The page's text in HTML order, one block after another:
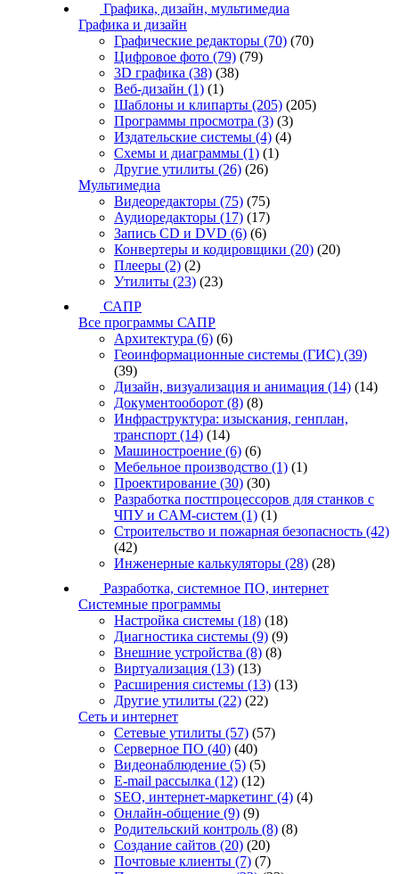
Графика, дизайн, мультимедиа
Графика и дизайн
Графические редакторы (70) (70)
Цифровое фото (79) (79)
3D графика (38) (38)
Веб-дизайн (1) (1)
Шаблоны и клипарты (205) (205)
Программы просмотра (3) (3)
Издательские системы (4) (4)
Схемы и диаграммы (1) (1)
Другие утилиты (26) (26)
Мультимедиа
Видеоредакторы (75) (75)
Аудиоредакторы (17) (17)
Запись CD и DVD (6) (6)
Конвертеры и кодировщики (20) (20)
Плееры (2) (2)
Утилиты (23) (23)
САПР
Все программы САПР
Архитектура (6) (6)
Геоинформационные системы (ГИС) (39)
(39)
Дизайн, визуализация и анимация (14) (14)
Документооборот (8) (8)
Инфраструктура: изыскания, генплан,
транспорт (14) (14)
Машиностроение (6) (6)
Мебельное производство (1) (1)
Проектирование (30) (30)
Разработка постпроцессоров для станков с
ЧПУ и CAM-систем (1) (1)
Строительство и пожарная безопасность (42)
(42)
Инженерные калькуляторы (28) (28)
Разработка, системное ПО, интернет
Системные программы
Настройка системы (18) (18)
Диагностика системы (9) (9)
Внешние устройства (8) (8)
Виртуализация (13) (13)
Расширения системы (13) (13)
Другие утилиты (22) (22)
Сеть и интернет
Сетевые утилиты (57) (57)
Серверное ПО (40) (40)
Видеонаблюдение (5) (5)
E-mail рассылка (12) (12)
SEO, интернет-маркетинг (4) (4)
Онлайн-общение (9) (9)
Родительский контроль (8) (8)
Создание сайтов (20) (20)
Почтовые клиенты (7) (7)